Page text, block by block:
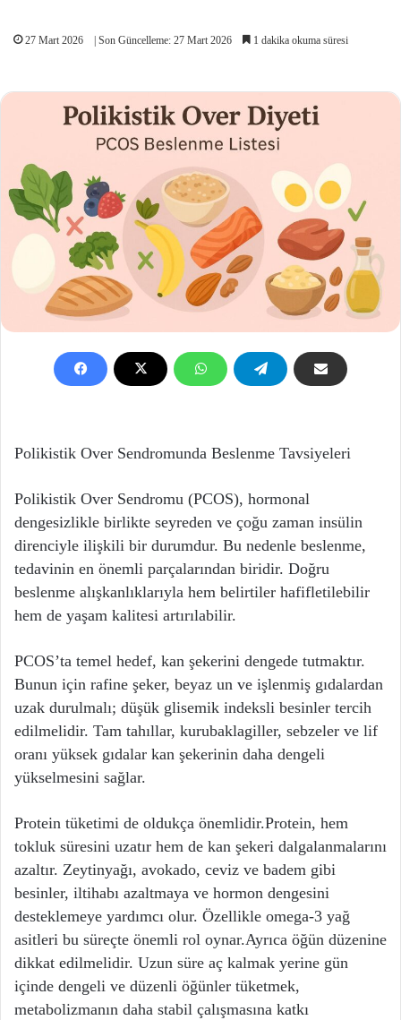
27 Mart 2026 | Son Güncelleme: 27 Mart 2026 1 dakika okuma süresi
Polikistik Over Sendromunda Beslenme Tavsiyeleri
Polikistik Over Sendromu (PCOS), hormonal
dengesizlikle birlikte seyreden ve çoğu zaman insülin
direnciyle ilişkili bir durumdur. Bu nedenle beslenme,
tedavinin en önemli parçalarından biridir. Doğru
beslenme alışkanlıklarıyla hem belirtiler hafifletilebilir
hem de yaşam kalitesi artırılabilir.
PCOS’ta temel hedef, kan şekerini dengede tutmaktır.
Bunun için rafine şeker, beyaz un ve işlenmiş gıdalardan
uzak durulmalı; düşük glisemik indeksli besinler tercih
edilmelidir. Tam tahıllar, kurubaklagiller, sebzeler ve lif
oranı yüksek gıdalar kan şekerinin daha dengeli
yükselmesini sağlar.
Protein tüketimi de oldukça önemlidir.Protein, hem
tokluk süresini uzatır hem de kan şekeri dalgalanmalarını
azaltır. Zeytinyağı, avokado, ceviz ve badem gibi
besinler, iltihabı azaltmaya ve hormon dengesini
desteklemeye yardımcı olur. Özellikle omega-3 yağ
asitleri bu süreçte önemli rol oynar.Ayrıca öğün düzenine
dikkat edilmelidir. Uzun süre aç kalmak yerine gün
içinde dengeli ve düzenli öğünler tüketmek,
metabolizmanın daha stabil çalışmasına katkı